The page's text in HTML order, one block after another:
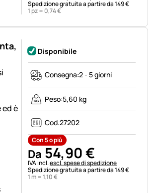
Spedizione gratuita a partire da 149 €
1 pz = 0,74€
è
Disponibile
Consegna:2 - 5 giorni
Peso:5,60 kg
Cod.27202
Con 5 o più
Da 54,90€
Informazioni fiscali:
IVA incl.escl. spese di spedizione
Spedizione gratuita a partire da 149 €
1 m =1,10€